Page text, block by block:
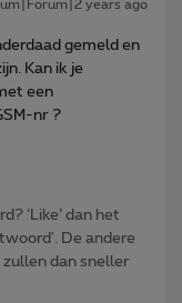
years ago
gemeld en
Kan ik je
een
nr ?
‘Like’ dan het
De andere
dan sneller